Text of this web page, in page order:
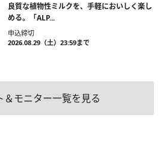
良質な植物性ミルクを、手軽においしく楽し
める。「ALP...
申込締切
2026.08.29（土）23:59まで
＆モニター一覧を見る